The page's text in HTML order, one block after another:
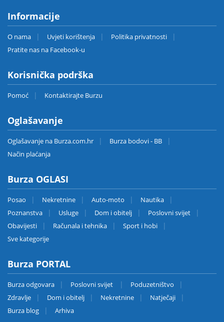
Informacije
O nama Uvjeti korištenja
Politika privatnosti
Pratite nas na Facebook-u
Korisnička podrška
Pomoć Kontaktirajte Burzu
Oglašavanje
Oglašavanje na Burza.com.hr
Burza bodovi - BB
Način plaćanja
Burza OGLASI
Posao Nekretnine Auto-moto
Nautika
Poznanstva
Usluge Dom i obitelj
Poslovni svijet
Obavijesti
Računala i tehnika
Sport i hobi
Sve kategorije
Burza PORTAL
Burza odgovara Poslovni svijet
Poduzetništvo
Zdravlje
Dom i obitelj Nekretnine
Natječaji
Burza blog
Arhiva